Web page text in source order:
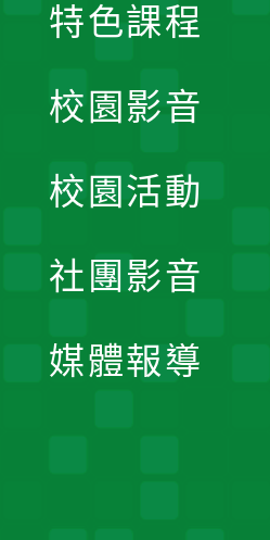
特色課程
校園影音
校園活動
社團影音
媒體報導